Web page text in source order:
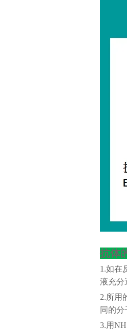
抗体
1.如在
液充分
2.所用
同的
3.用